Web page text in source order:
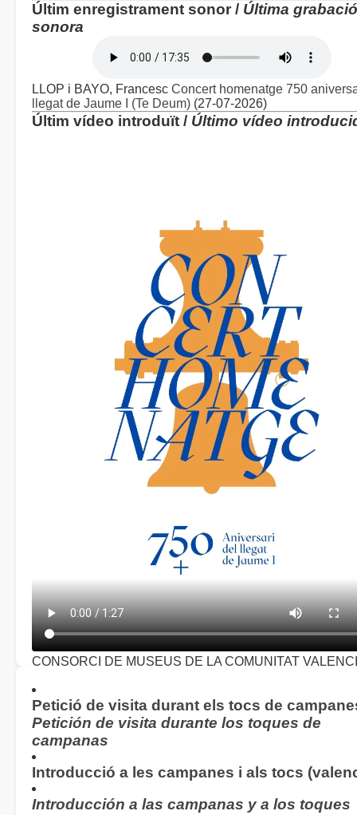
Últim enregistrament sonor / Última
sonora
LLOP i BAYO, Francesc Concert homenatge 750
llegat de Jaume I (Te Deum) (27-07-2026)
Últim vídeo introduït / Último vídeo
CONSORCI DE MUSEUS DE LA COMUNITAT
2026)
Petició de visita durant els tocs de
Petición de visita durante los toques de
campanas
Introducció a les campanes i als tocs
Introducción a las campanas y a los toques